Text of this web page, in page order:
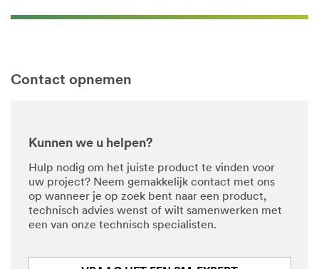
Contact opnemen
Kunnen we u helpen?
Hulp nodig om het juiste product te vinden voor
uw project? Neem gemakkelijk contact met ons
op wanneer je op zoek bent naar een product,
technisch advies wenst of wilt samenwerken met
een van onze technisch specialisten.